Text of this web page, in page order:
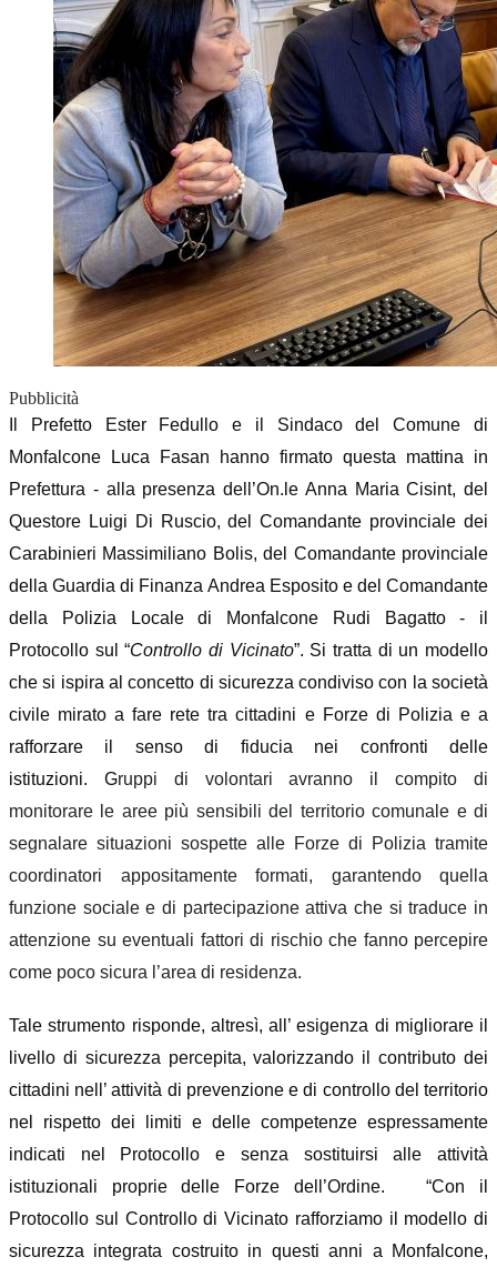
Pubblicità
Il Prefetto Ester Fedullo e il Sindaco del Comune di
Monfalcone Luca Fasan hanno firmato questa mattina in
Prefettura - alla presenza dell’On.le Anna Maria Cisint, del
Questore Luigi Di Ruscio, del Comandante provinciale dei
Carabinieri Massimiliano Bolis, del Comandante provinciale
della Guardia di Finanza Andrea Esposito e del Comandante
della Polizia Locale di Monfalcone Rudi Bagatto - il
Protocollo sul “Controllo di Vicinato”. Si tratta di un modello
che si ispira al concetto di sicurezza condiviso con la società
civile mirato a fare rete tra cittadini e Forze di Polizia e a
rafforzare il senso di fiducia nei confronti delle
istituzioni. Gruppi di volontari avranno il compito di
monitorare le aree più sensibili del territorio comunale e di
segnalare situazioni sospette alle Forze di Polizia tramite
coordinatori appositamente formati, garantendo quella
funzione sociale e di partecipazione attiva che si traduce in
attenzione su eventuali fattori di rischio che fanno percepire
come poco sicura l’area di residenza.
Tale strumento risponde, altresì, all’ esigenza di migliorare il
livello di sicurezza percepita, valorizzando il contributo dei
cittadini nell’ attività di prevenzione e di controllo del territorio
nel rispetto dei limiti e delle competenze espressamente
indicati nel Protocollo e senza sostituirsi alle attività
istituzionali proprie delle Forze dell’Ordine. “Con il
Protocollo sul Controllo di Vicinato rafforziamo il modello di
sicurezza integrata costruito in questi anni a Monfalcone,